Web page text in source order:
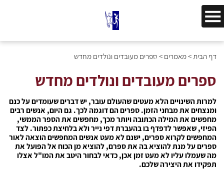
דף הבית>מאמרים > ספרים מעובדים ונולדים מחדש
ספרים מעובדים ונולדים מחדש
למרות השינויים הלא מעטים שהעולם עובר, יש דברים שעומדים על כנם
ומנצחים את מבחני הזמן. ספרים הם דוגמה לכך. גם היום, אנשים רבים
מחפשים את המילה הכתובה ויותר מכך, מחפשים את הספר הממשי,
הפיזי, שאפשר לדפדף בו בהעברת דפי נייר ולא בלחיצת כפתור. לצד
המחפשים לקרוא ספרים, ישנם לא מעט אנשים המחפשים הוצאה לאור
ספרים על מנת להוציא בה את ספרם, להוציא מן הכוח אל הפועל את
מה שעמלו עליו לא מעט זמן אכן, כדאי לבחור היטב את המו"ל אצלו
תפקידו את היצירה שלכם.